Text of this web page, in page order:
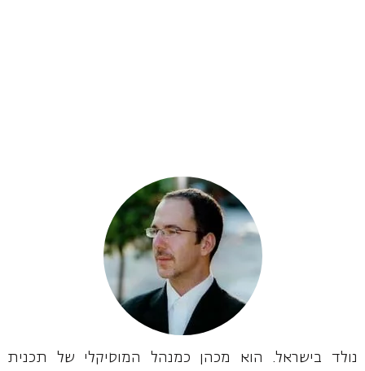
נולד בישראל. הוא מכהן כמנהל המוסיקלי של תכנית